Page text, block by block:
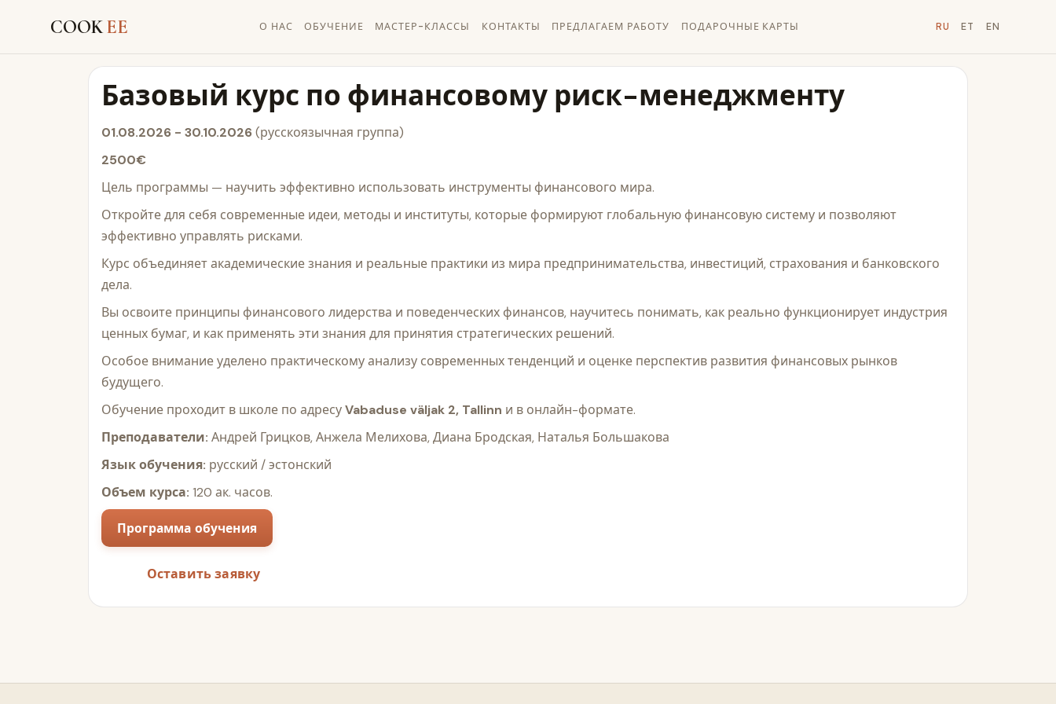
COOKEE О НАС ОБУЧЕНИЕ МАСТЕР-КЛАССЫ КОНТАКТЫ ПРЕДЛАГАЕМ РАБОТУ ПОДАРОЧНЫЕ КАРТЫ RU ET EN
Базовый курс по финансовому риск-менеджменту
01.08.2026 - 30.10.2026(русскоязычная группа)
2500€
Цель программы — научить эффективно использовать инструменты финансового мира.
Откройте для себя современные идеи, методы и институты, которые формируют глобальную финансовую систему и позволяют
эффективно управлять рисками.
Курс объединяет академические знания и реальные практики из мира предпринимательства, инвестиций, страхования и банковского
дела.
Вы освоите принципы финансового лидерства и поведенческих финансов, научитесь понимать, как реально функционирует индустрия
ценных бумаг, и как применять эти знания для принятия стратегических решений.
Особое внимание уделено практическому анализу современных тенденций и оценке перспектив развития финансовых рынков
будущего.
Обучение проходит в школе по адресуVabaduse väljak 2, Tallinn и в онлайн-формате.
Преподаватели: Андрей Грицков, Анжела Мелихова, Диана Бродская, Наталья Большакова
Язык обучения: русский / эстонский
Объем курса: 120 ак. часов.
Программа обучения
Оставить заявку